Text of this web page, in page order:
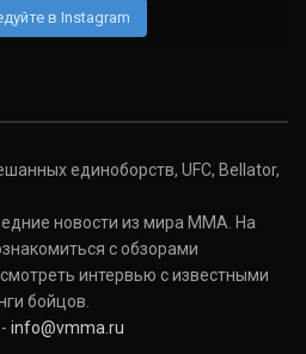
в Instagram
единоборств, UFC, Bellator,
новости из мира ММА. На
с обзорами
интервью с известными
бойцов.
info@vmma.ru